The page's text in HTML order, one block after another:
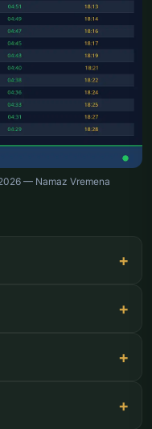
— Namaz Vremena